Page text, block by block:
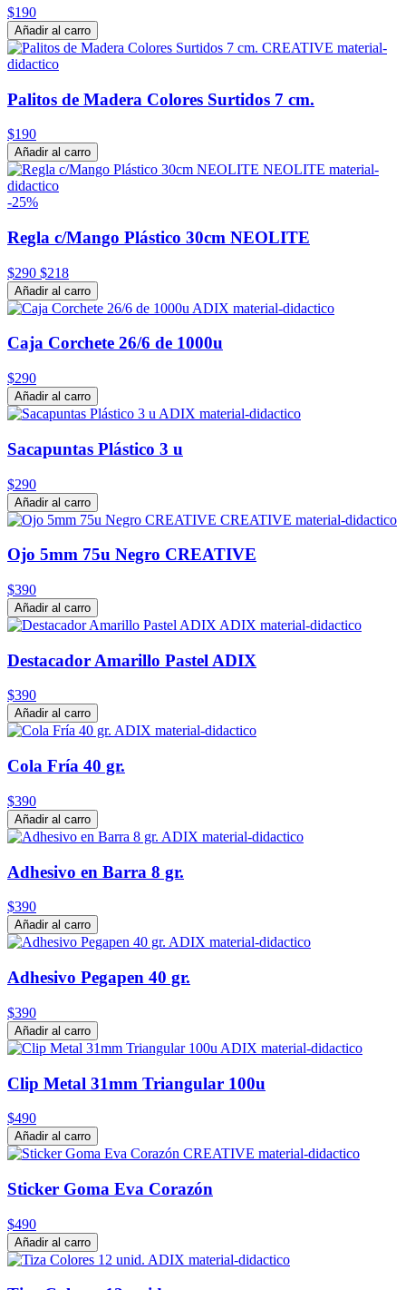
$190
Añadir al carro
Palitos de Madera Colores Surtidos 7 cm.
$190
Añadir al carro
-25%
Regla c/Mango Plástico 30cm NEOLITE
$290 $218
Añadir al carro
Caja Corchete 26/6 de 1000u
$290
Añadir al carro
Sacapuntas Plástico 3 u
$290
Añadir al carro
Ojo 5mm 75u Negro CREATIVE
$390
Añadir al carro
Destacador Amarillo Pastel ADIX
$390
Añadir al carro
Cola Fría 40 gr.
$390
Añadir al carro
Adhesivo en Barra 8 gr.
$390
Añadir al carro
Adhesivo Pegapen 40 gr.
$390
Añadir al carro
Clip Metal 31mm Triangular 100u
$490
Añadir al carro
Sticker Goma Eva Corazón
$490
Añadir al carro